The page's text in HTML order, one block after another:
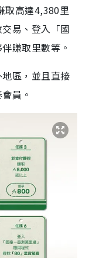
取高達4,380里
易、登入「國
賺取里數等。
區，並且直接
員。